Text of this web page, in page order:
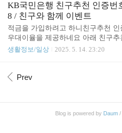
사에 적당하고, 무게도 무겁지 않아
부담되지 않았어요. 다만, 손잡이 부
나 보호 커버가 없어 조리 후에는 반
주방용 집게를 사용하시는 걸 추천
기색의 세라믹 코팅심플한 세라믹
트톤 주방이나 원목 식탁에도 잘 어
온도 잘 되는 편이에요. 작은 사이즈
있어서 식탁 위에 올려놓으면 감성도
KB국민은행 친구추천 인증번
8 / 친구와 함께 이벤트
적금을 가입하려고 하니친구추천 인
우대이율을 제공하네요 아래 친구추
용하셔서우대이율 받으세요 KB국민
를 입력해 가입하면 나와 친구 모두
제공친구추천 인증번호는 만기 해
생활정보/일상 2025. 5. 14. 23:20
Prev
Blog is powered by Daum/